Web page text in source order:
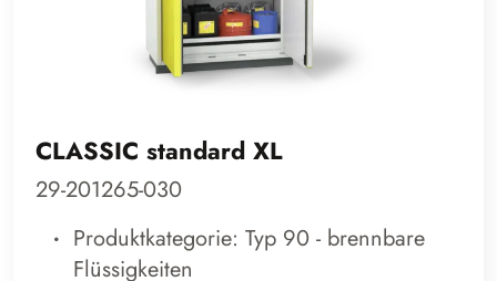
CLASSIC standard XL
29-201265-030
Produktkategorie: Typ 90 - brennbare
Flüssigkeiten